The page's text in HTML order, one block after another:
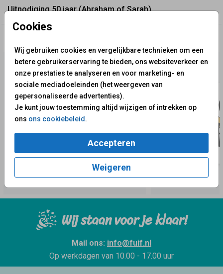
Cookies
Wij gebruiken cookies en vergelijkbare technieken om een
betere gebruikerservaring te bieden, ons websiteverkeer en
onze prestaties te analyseren en voor marketing- en
sociale mediadoeleinden (het weergeven van
gepersonaliseerde advertenties).
Je kunt jouw toestemming altijd wijzigen of intrekken op
ons ons cookiebeleid.
Accepteren
Weigeren
Uitnodiging 50 jaar (Abraham of Sarah)
Wij staan voor je klaar!
Mail ons: info@fuif.nl
Op werkdagen van 10.00 - 17.00 uur